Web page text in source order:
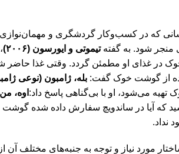
که در کسب‌وکار گردشگری و مهمان‌نوازی
منجر شود. به گفتهتیموتی و ایورسون (۲۰۰۶)
در غذای او مطمئن گردد. وقتی غذا حاضر
از گوشت خوک گفت: بله، ژامبون (نوعی
می‌شود، او با بی‌گناهی پاسخ داد: اوه،
که آیا در ساندویچ سفارش داده شده
نداد.
مورد نیاز و توجه به جنبه‌های مختلف آن